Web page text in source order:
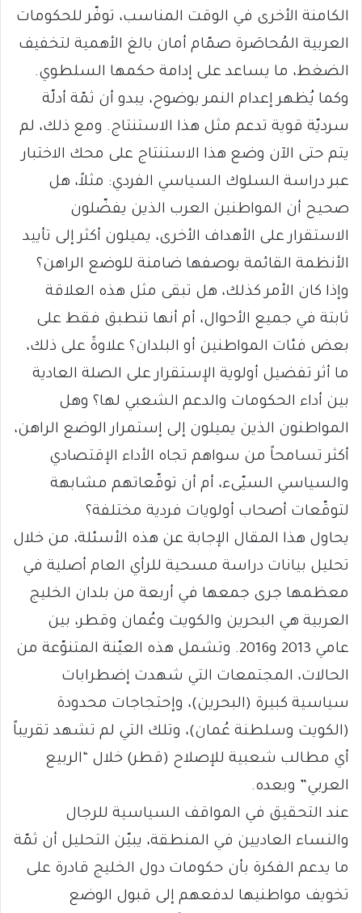
الكامنة الأخرى في الوقت المناسب، توفّر للحكومات
العربية المُحاصَرة صمّام أمان بالغ الأهمية لتخفيف
الضغط، ما يساعد على إدامة حكمها السلطوي.
وكما يُظهر إعدام النمر بوضوح، يبدو أن ثمّة أدلّة
سرديّة قوية تدعم مثل هذا الاستنتاج. ومع ذلك، لم
يتم حتى الآن وضع هذا الاستنتاج على محك الاختبار
عبر دراسة السلوك السياسي الفردي: مثلاً، هل
صحيح أن المواطنين العرب الذين يفضّلون
الاستقرار على الأهداف الأخرى، يميلون أكثر إلى تأييد
الأنظمة القائمة بوصفها ضامنة للوضع الراهن؟
وإذا كان الأمر كذلك، هل تبقى مثل هذه العلاقة
ثابتة في جميع الأحوال، أم أنها تنطبق فقط على
بعض فئات المواطنين أو البلدان؟ علاوةً على ذلك،
ما أثر تفضيل أولوية الإستقرار على الصلة العادية
بين أداء الحكومات والدعم الشعبي لها؟ وهل
المواطنون الذين يميلون إلى إستمرار الوضع الراهن،
أكثر تسامحاً من سواهم تجاه الأداء الإقتصادي
والسياسي السيّىء، أم أن توقّعاتهم مشابهة
لتوقّعات أصحاب أولويات فردية مختلفة؟
يحاول هذا المقال الإجابة عن هذه الأسئلة، من خلال
تحليل بيانات دراسة مسحية للرأي العام أصلية في
معظمها جرى جمعها في أربعة من بلدان الخليج
العربية هي البحرين والكويت وعُمان وقطر، بين
عامي 2013 و2016. وتشمل هذه العيّنة المتنوّعة من
الحالات، المجتمعات التي شهدت إضطرابات
سياسية كبيرة (البحرين)، وإحتجاجات محدودة
(الكويت وسلطنة عُمان)، وتلك التي لم تشهد تقريباً
أي مطالب شعبية للإصلاح (قطر) خلال “الربيع
العربي” وبعده.
عند التحقيق في المواقف السياسية للرجال
والنساء العاديين في المنطقة، يبيّن التحليل أن ثمّة
ما يدعم الفكرة بأن حكومات دول الخليج قادرة على
تخويف مواطنيها لدفعهم إلى قبول الوضع